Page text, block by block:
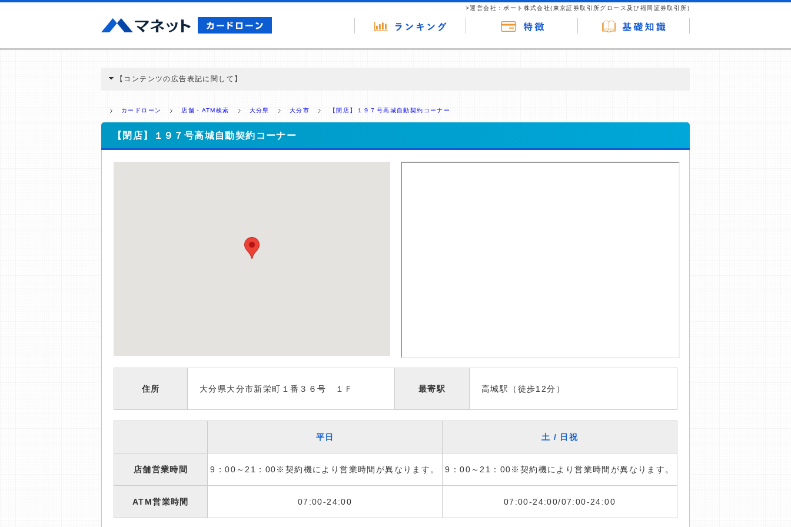
>運営会社：ポート株式会社(東京証券取引所グロース及び福岡証券取引所)
【コンテンツの広告表記に関して】
ミ収集などに基づき、公平性を担保した情報提供を行っています。
>提携企業一覧
カードローン 店舗・ATM検索 大分県 大分市 【閉店】１９７号高城自動契約コーナー
【閉店】１９７号高城自動契約コーナー
住所 大分県大分市新栄町１番３６号 １Ｆ 最寄駅 高城駅（徒歩12分）
平日 土 / 日祝
店舗営業時間 9：00～21：00※契約機により営業時間が異なります。 9：00～21：00※契約機により営業時間が異なります。
ATM営業時間 07:00-24:00 07:00-24:00/07:00-24:00